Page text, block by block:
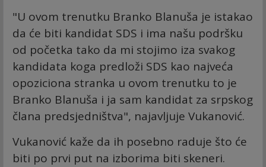
"U ovom trenutku Branko Blanuša je istakao
da će biti kandidat SDS i ima našu podršku
od početka tako da mi stojimo iza svakog
kandidata koga predloži SDS kao najveća
opoziciona stranka u ovom trenutku to je
Branko Blanuša i ja sam kandidat za srpskog
člana predsjedništva", najavljuje Vukanović.
Vukanović kaže da ih posebno raduje što će
biti po prvi put na izborima biti skeneri.